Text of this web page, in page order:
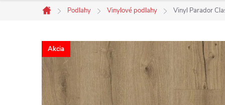
Domov
Podlahy Vinylové podlahy Vinyl Parador
Akcia